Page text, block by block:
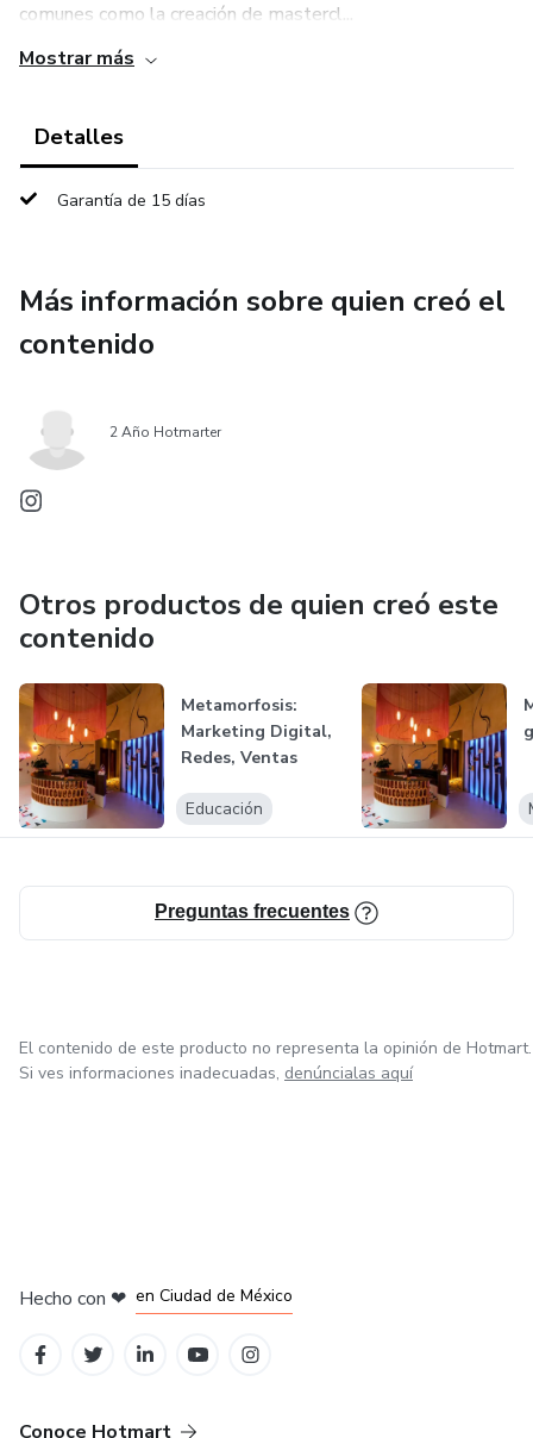
comunes como la creación de mastercl...
Mostrar más
Detalles
Garantía de 15 días
Más información sobre quien creó el
contenido
2 Año Hotmarter
Otros productos de quien creó este
contenido
Metamorfosis:
Marketing Digital,
Redes, Ventas
Educación
Preguntas frecuentes
El contenido de este producto no representa la opinión de Hotmart.
Si ves informaciones inadecuadas, denúncialas aquí
Hecho con ❤ en Ciudad de México
Conoce Hotmart